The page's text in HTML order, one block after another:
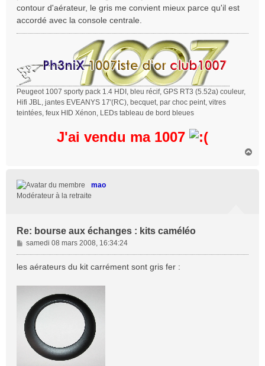
contour d'aérateur, le gris me convient mieux parce qu'il est
accordé avec la console centrale.
Peugeot 1007 sporty pack 1.4 HDI, bleu récif, GPS RT3 (5.52a) couleur,
Hifi JBL, jantes EVEANYS 17'(RC), becquet, par choc peint, vitres
teintées, feux HID Xénon, LEDs tableau de bord bleues
J'ai vendu ma 1007
mao
Modérateur à la retraite
Re: bourse aux échanges : kits caméléo
M
e
s
a
samedi 08 mars 2008, 16:34:24
les aérateurs du kit carrément sont gris fer :